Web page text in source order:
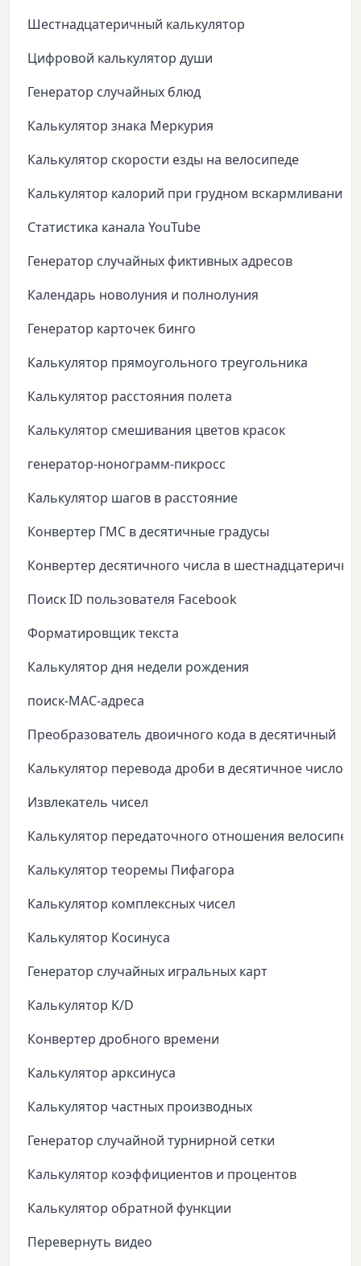
Шестнадцатеричный калькулятор
Цифровой калькулятор души
Генератор случайных блюд
Калькулятор знака Меркурия
Калькулятор скорости езды на велосипеде
Калькулятор калорий при грудном вскармливании
Статистика канала YouTube
Генератор случайных фиктивных адресов
Календарь новолуния и полнолуния
Генератор карточек бинго
Калькулятор прямоугольного треугольника
Калькулятор расстояния полета
Калькулятор смешивания цветов красок
генератор-нонограмм-пикросс
Калькулятор шагов в расстояние
Конвертер ГМС в десятичные градусы
Конвертер десятичного числа в
Поиск ID пользователя Facebook
Форматировщик текста
Калькулятор дня недели рождения
поиск-MAC-адреса
Преобразователь двоичного кода в десятичный
Калькулятор перевода дроби в десятичное число
Извлекатель чисел
Калькулятор передаточного отношения
Калькулятор теоремы Пифагора
Калькулятор комплексных чисел
Калькулятор Косинуса
Генератор случайных игральных карт
Калькулятор K/D
Конвертер дробного времени
Калькулятор арксинуса
Калькулятор частных производных
Генератор случайной турнирной сетки
Калькулятор коэффициентов и процентов
Калькулятор обратной функции
Перевернуть видео